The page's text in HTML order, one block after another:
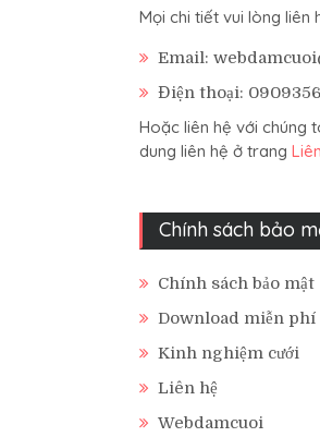
Mọi chi tiết vui lòng liên
Email:
Điện thoại:
Hoặc liên hệ với chúng
dung liên hệ ở trang
Chính sách bảo
Chính sách bảo mật
Download miễn phí
Kinh nghiệm cưới
Liên hệ
Webdamcuoi